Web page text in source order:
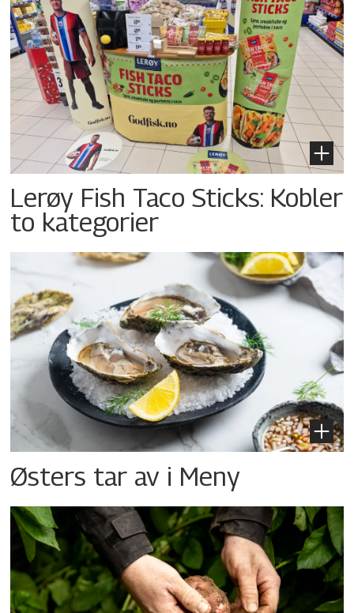
Lerøy Fish Taco Sticks: Kobler
to kategorier
Østers tar av i Meny